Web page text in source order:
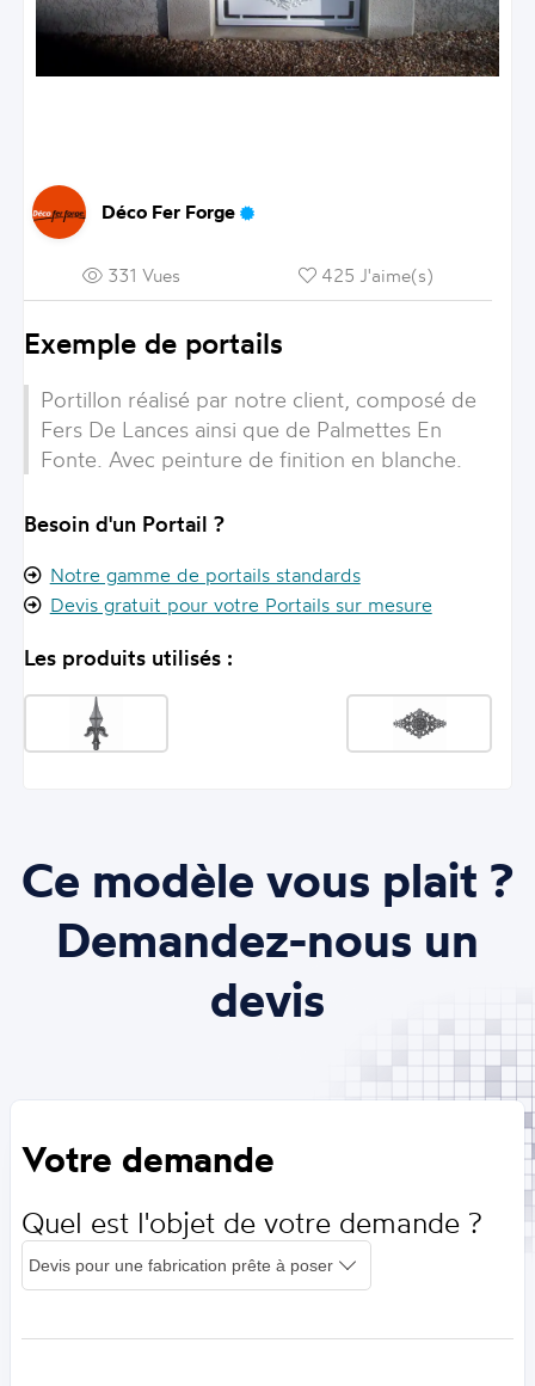
Déco Fer Forge
331 Vues 425 J'aime(s)
Exemple de portails
Portillon réalisé par notre client, composé de
Fers De Lancesainsi que de Palmettes En
Fonte . Avec peinture de finition en blanche.
Besoin d'un Portail ?
Notre gamme de portails standards
Devis gratuit pour votre Portails sur mesure
Les produits utilisés :
Ce modèle vous plait ?
Demandez-nous un
devis
Votre demande
Quel est l'objet de votre demande ?